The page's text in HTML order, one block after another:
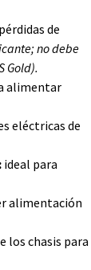
de
no debe
Gold).
alimentar
eléctricas de
ideal para
alimentación
los chasis para